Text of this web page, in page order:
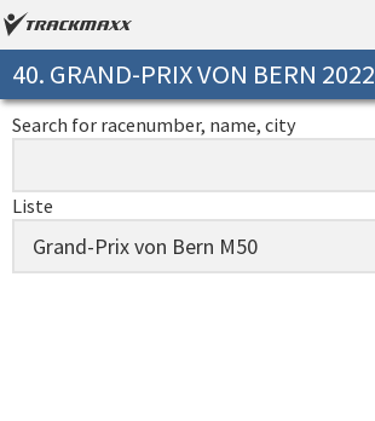
40. GRAND-PRIX VON BERN 2022
Search for racenumber, name, city
Liste